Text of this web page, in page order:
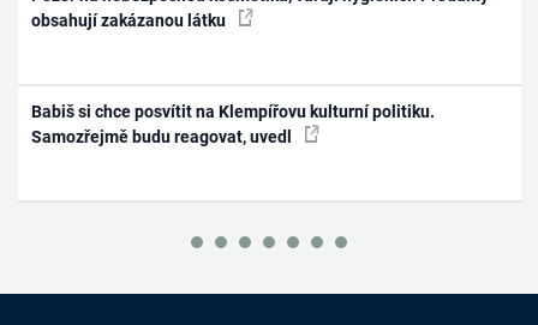
obsahují zakázanou látku
Babiš si chce posvítit na Klempířovu kulturní politiku.
Samozřejmě budu reagovat, uvedl